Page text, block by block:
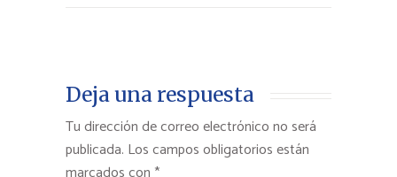
Deja una respuesta
Tu dirección de correo electrónico no será
publicada. Los campos obligatorios están